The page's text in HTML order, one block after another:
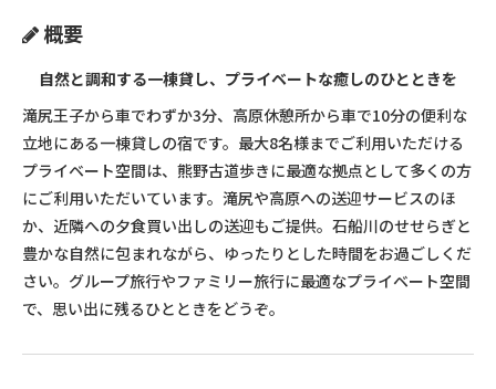
概要
自然と調和する一棟貸し、プライベートな癒しのひとときを
滝尻王子から車でわずか3分、高原休憩所から車で10分の便利な
立地にある一棟貸しの宿です。最大8名様までご利用いただける
プライベート空間は、熊野古道歩きに最適な拠点として多くの方
にご利用いただいています。滝尻や高原への送迎サービスのほ
か、近隣への夕食買い出しの送迎もご提供。石船川のせせらぎと
豊かな自然に包まれながら、ゆったりとした時間をお過ごしくだ
さい。グループ旅行やファミリー旅行に最適なプライベート空間
で、思い出に残るひとときをどうぞ。